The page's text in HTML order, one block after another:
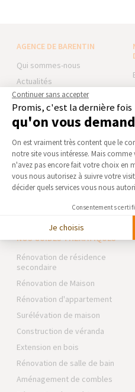
AGENCE DE BARENTIN
Qui sommes-nous
Actualités
Notre charte qualité
Partenaires
Trouver une agence
Devenir franchisé
Foire aux Questions
Conditions générales
d’intervention
Mentions légales
NOS GUIDES THÉMATIQUES
Rénovation de résidence
secondaire
Rénovation de Maison
Rénovation d'appartement
Surélévation de maison
Construction de véranda
Extension en bois
Rénovation de salle de bain
Aménagement de combles
Continuer sans accepter
Promis, c'est la dernière fois
qu'on vous
Plateforme de
On est vraiment très content que le
notre site vous intéresse. Mais comme
n'avez pas encore fait votre choix en
vous nous autorisez à suivre votre
décider quels services vous nous
Consentements
Je choisis
Axeptio